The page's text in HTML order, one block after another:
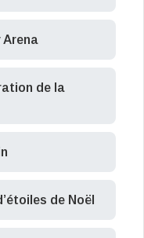
Arena
de la
de Noël